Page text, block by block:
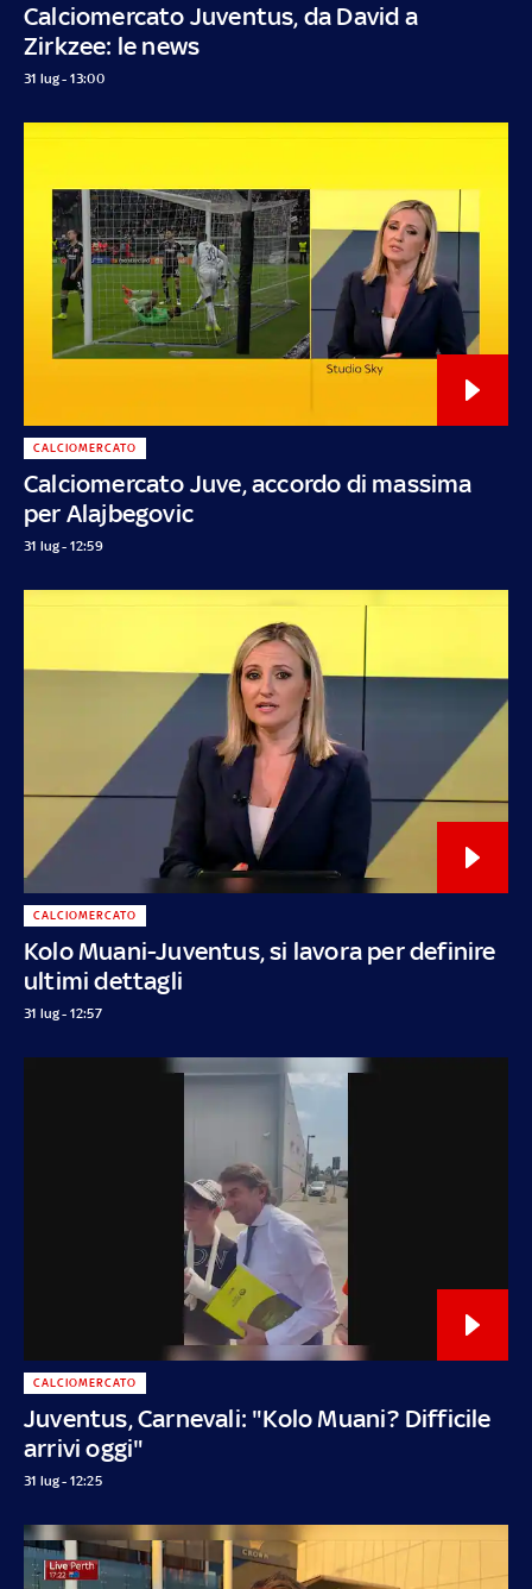
Calciomercato Juventus, da David a
Zirkzee: le news
31 lug - 13:00
Calciomercato Juve, accordo di massima
per Alajbegovic
CALCIOMERCATO
31 lug - 12:59
Kolo Muani-Juventus, si lavora per definire
ultimi dettagli
CALCIOMERCATO
31 lug - 12:57
Juventus, Carnevali: "Kolo Muani? Difficile
arrivi oggi"
CALCIOMERCATO
31 lug - 12:25